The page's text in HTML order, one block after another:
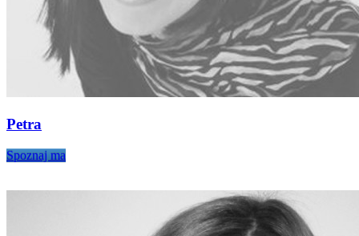
Petra
Spoznaj ma